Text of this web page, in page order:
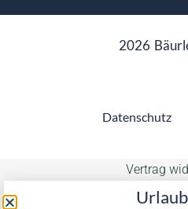
2026
Datenschutz
Vertrag